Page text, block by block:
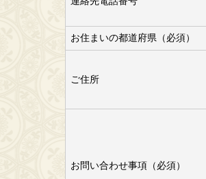
お住まいの都道府県（必須）
ご住所
お問い合わせ事項（必須）